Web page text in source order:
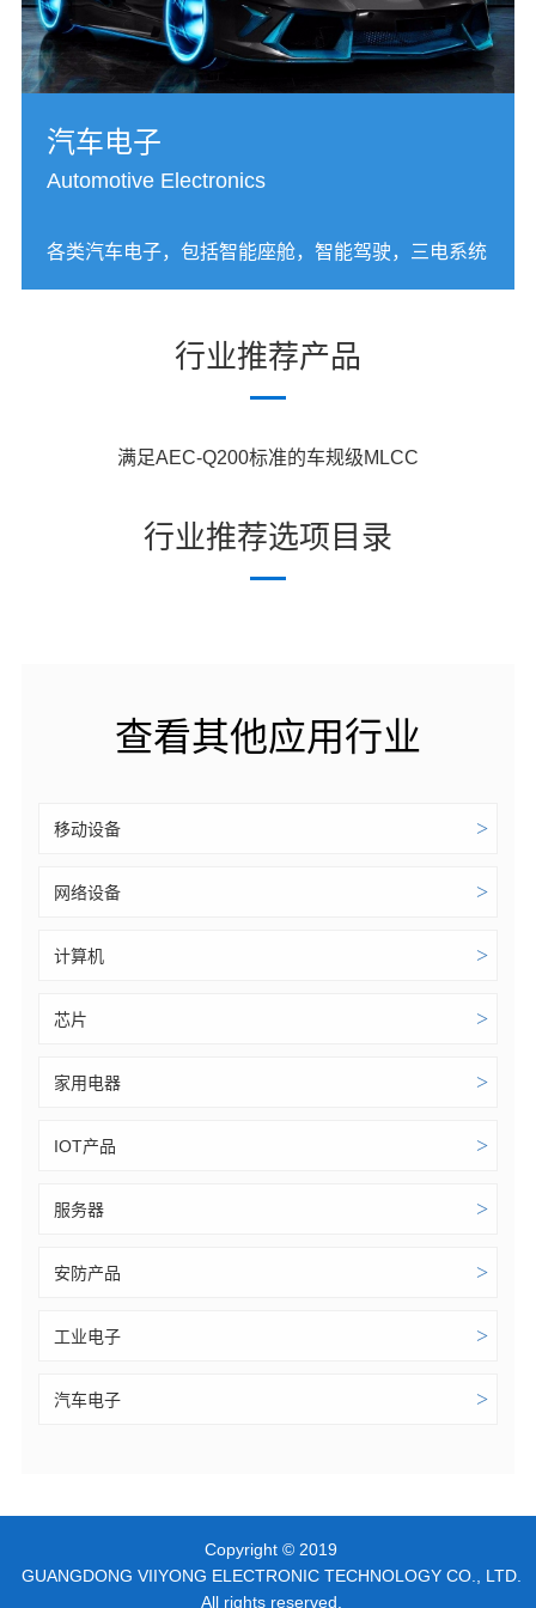
汽车电子
Automotive Electronics
各类汽车电子，包括智能座舱，智能驾驶，三电系统
行业推荐产品
满足AEC-Q200标准的车规级MLCC
行业推荐选项目录
查看其他应用行业
移动设备 >
网络设备 >
计算机 >
芯片 >
家用电器 >
IOT产品 >
服务器 >
安防产品 >
工业电子 >
汽车电子 >
Copyright © 2019
GUANGDONG VIIYONG ELECTRONIC TECHNOLOGY CO., LTD.
All rights reserved.